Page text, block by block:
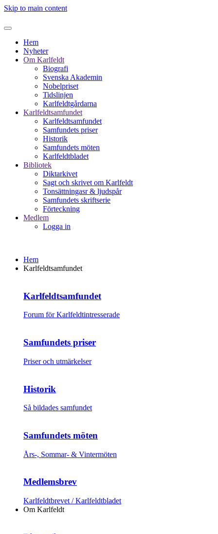
Skip to main content
Hem
Nyheter
Om Karlfeldt
Biografi
Svenska Akademin
Nobelpriset
Tidslinjen
Karlfeldtgårdarna
Karlfeldtsamfundet
Karlfeldtsamfundet
Samfundets priser
Historik
Samfundets möten
Karlfeldtbladet
Bibliotek
Diktarkivet
Sagt och skrivet om Karlfeldt
Tonsättningasr & ljudspår
Samfundets skriftserie
Förteckning
Medlem
Logga in
Hem
Karlfeldtsamfundet
Karlfeldtsamfundet
Forum för Karlfeldtintresserade
Samfundets priser
Priser och utmärkelser
Historik
Så bildades samfundet
Samfundets möten
Års-, Sommar- & Vintermöten
Medlemsbrev
Karlfeldtbrevet / Karlfeldtbladet
Om Karlfeldt